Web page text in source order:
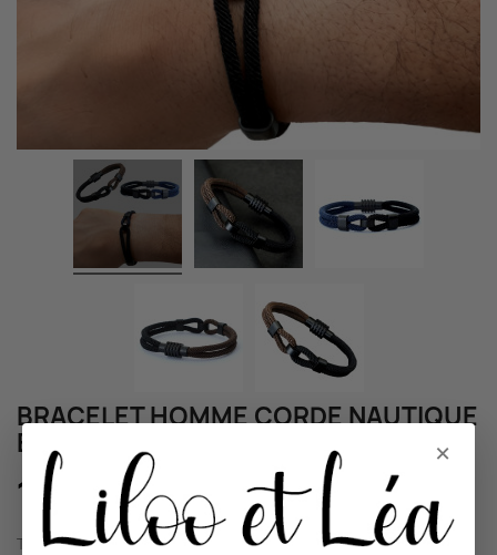
×
BRACELET HOMME CORDE NAUTIQUE
BICOLORE
16,00 €
TTC Délai de livraison de 2 à 5 jours pour la France, 5 à 8 jours